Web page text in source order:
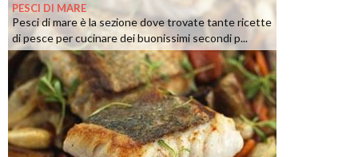
PESCI DI MARE
Pesci di mare è la sezione dove trovate tante ricette
di pesce per cucinare dei buonissimi secondi p...